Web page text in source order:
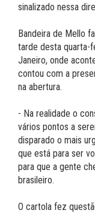
sinalizado nessa
Bandeira de Mello
tarde desta quarta-
Janeiro, onde
contou com a
na abertura.
- Na realidade o
vários pontos a
disparado o mais
que está para ser
para que a gente
brasileiro.
O cartola fez